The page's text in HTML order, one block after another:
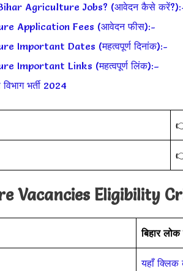
Agriculture Jobs? (आवेदन कैसे
Application Fees (आवेदन फीस):-
Important Dates (महत्वपूर्ण दिनांक):-
Important Links (महत्वपूर्ण लिंक):–
भर्ती 2024
Vacancies Eligibility
बिहार
यहाँ क्लिक